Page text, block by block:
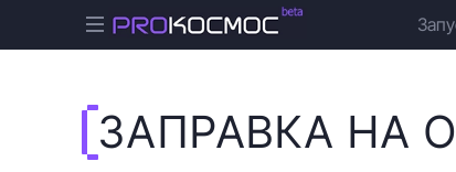
ЗАПРАВКА НА